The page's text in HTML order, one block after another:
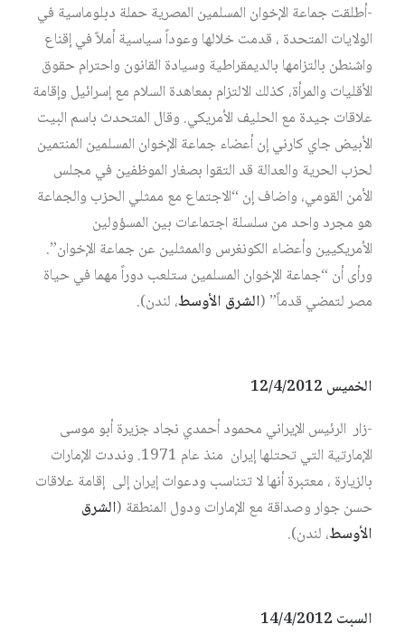
-أطلقت جماعة الإخوان المسلمين المصرية حملة دبلوماسية في
الولايات المتحدة ، قدمت خلالها وعوداً سياسية أملاً في إقناع
واشنطن بالتزامها بالديمقراطية وسيادة القانون واحترام حقوق
الأقليات والمرأة، كذلك الالتزام بمعاهدة السلام مع إسرائيل وإقامة
علاقات جيدة مع الحليف الأمريكي. وقال المتحدث باسم البيت
الأبيض جاي كارني إن أعضاء جماعة الإخوان المسلمين المنتمين
لحزب الحرية والعدالة قد التقوا بصغار الموظفين في مجلس
الأمن القومي، واضاف إن “الاجتماع مع ممثلي الحزب والجماعة
هو مجرد واحد من سلسلة اجتماعات بين المسؤولين
الأمريكيين وأعضاء الكونغرس والممثلين عن جماعة الإخوان”.
ورأى أن “جماعة الإخوان المسلمين ستلعب دوراً مهما في حياة
مصر لتمضي قدماً” (الشرق الأوسط، لندن).
الخميس 12/4/2012
-زار الرئيس الإيراني محمود أحمدي نجاد جزيرة أبو موسى
الإمارتية التي تحتلها إيران منذ عام 1971. ونددت الإمارات
بالزيارة ، معتبرة أنها لا تتناسب ودعوات إيران إلى إقامة علاقات
حسن جوار وصداقة مع الإمارات ودول المنطقة (الشرق
الأوسط، لندن).
السبت 14/4/2012